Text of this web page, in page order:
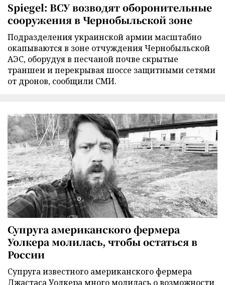
Spiegel: ВСУ возводят оборонительные
сооружения в Чернобыльской зоне
Подразделения украинской армии масштабно
окапываются в зоне отчуждения Чернобыльской
АЭС, оборудуя в песчаной почве скрытые
траншеи и перекрывая шоссе защитными сетями
от дронов, сообщили СМИ.
Супруга американского фермера
Уолкера молилась, чтобы остаться в
России
Супруга известного американского фермера
Джастаса Уолкера много молилась о возможности